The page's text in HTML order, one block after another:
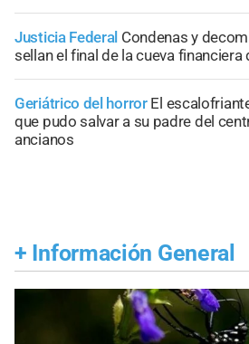
Justicia Federal Condenas y
sellan el final de la cueva financiera
Geriátrico del horror El
que pudo salvar a su padre del
ancianos
+ Información General